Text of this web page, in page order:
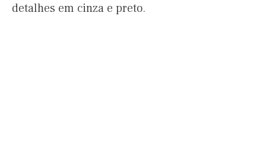
detalhes em cinza e preto.